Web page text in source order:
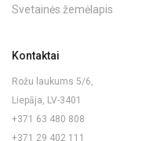
Svetainės žemėlapis
Kontaktai
Rožu laukums 5/6,
Liepāja, LV-3401
+371 63 480 808
+371 29 402 111